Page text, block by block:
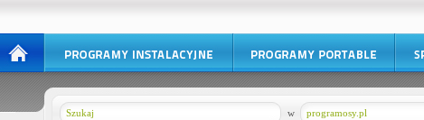
programosy.pl
w